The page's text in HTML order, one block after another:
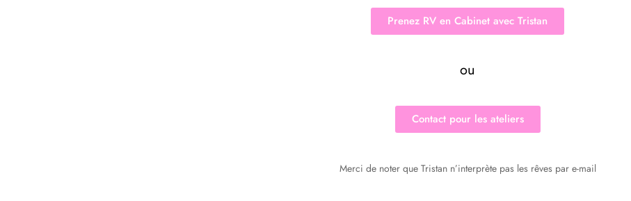
Prenez RV en Cabinet avec Tristan
ou
Contact pour les ateliers
Merci de noter que Tristan n’interprète pas les rêves par e-mail